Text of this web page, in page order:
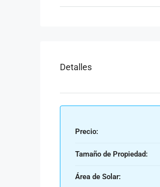
Detalles
Precio:
Tamaño de Propiedad:
Área de Solar: